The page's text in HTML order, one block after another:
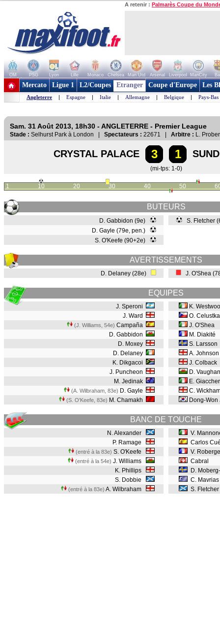
A retenir : Palmarès Coupe du
OM PSG Lyon Lille Monaco Chelsea Man Utd Arsenal Liverpool ManCity
+ de clubs
Mercato Ligue 1 L2/Coupes Etranger Coupe d'Europe Les
Angleterre | Espagne | Italie | Allemagne | Belgique | Pays-Bas
Sam. 31 Août 2013, 18h30 - ANGLETERRE - Premier League
Stade : Selhurst Park à London | Spectateurs : 22671 | Arbitre : L.
CRYSTAL PALACE 3 1
(mi-tps: 1-0)
1 10 20 30 40 50
BUTEURS
D. Gabbidon (9e)
D. Gayle (79e, pen.)
S. O'Keefe (90+2e)
S. Fletcher
AVERTISSEMENTS
D. Delaney (28e) J. O'Shea
EQUIPES
J. Speroni
J. Ward
(J. Williams, 54e) Campaña
D. Gabbidon
D. Moxey
D. Delaney
K. Dikgacoi
J. Puncheon
M. Jedinak
(A. Wilbraham, 83e) D. Gayle
(S. O'Keefe, 83e) M. Chamakh
K.
O. Celustka
J. O'Shea
M. Diakité
S. Larsson
A. Johnson
J. Colback
D. Vaughan
E.
C.
Dong-
BANC DE TOUCHE
N. Alexander
P. Ramage
(entré à la 83e) S. O'Keefe
(entré à la 54e) J. Williams
K. Phillips
S. Dobbie
(entré à la 83e) A. Wilbraham
V.
Carlos
V. Roberge
Cabral
D.
C. Mavrias
S. Fletcher